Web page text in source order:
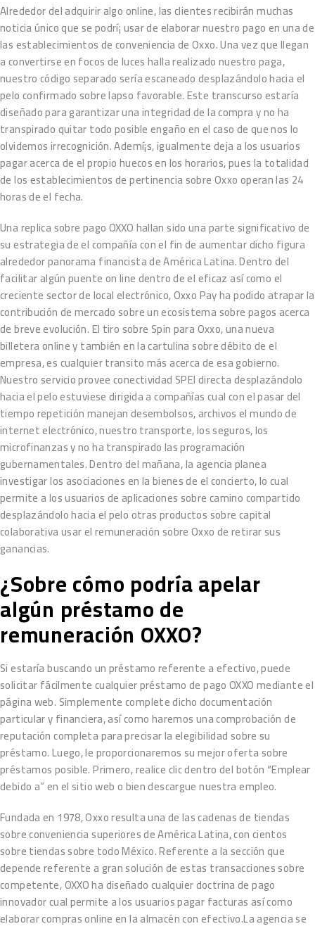
Alrededor del adquirir algo online, las clientes recibirán muchas
noticia único que se podrí¡ usar de elaborar nuestro pago en una de
las establecimientos de conveniencia de Oxxo. Una vez que llegan
a convertirse en focos de luces halla realizado nuestro paga,
nuestro código separado sería escaneado desplazándolo hacia el
pelo confirmado sobre lapso favorable. Este transcurso estaría
diseñado para garantizar una integridad de la compra y no ha
transpirado quitar todo posible engaño en el caso de que nos lo
olvidemos irrecognición. Ademí¡s, igualmente deja a los usuarios
pagar acerca de el propio huecos en los horarios, pues la totalidad
de los establecimientos de pertinencia sobre Oxxo operan las 24
horas de el fecha.
Una replica sobre pago OXXO hallan sido una parte significativo de
su estrategia de el compañía con el fin de aumentar dicho figura
alrededor panorama financista de América Latina. Dentro del
facilitar algún puente on line dentro de el eficaz así­ como el
creciente sector de local electrónico, Oxxo Pay ha podido atrapar la
contribución de mercado sobre un ecosistema sobre pagos acerca
de breve evolución. El tiro sobre Spin para Oxxo, una nueva
billetera online y también en la cartulina sobre débito de el
empresa, es cualquier transito más acerca de esa gobierno.
Nuestro servicio provee conectividad SPEI directa desplazándolo
hacia el pelo estuviese dirigida a compañías cual con el pasar del
tiempo repetición manejan desembolsos, archivos el mundo de
internet electrónico, nuestro transporte, los seguros, los
microfinanzas y no ha transpirado las programación
gubernamentales. Dentro del mañana, la agencia planea
investigar los asociaciones en la bienes de el concierto, lo cual
permite a los usuarios de aplicaciones sobre camino compartido
desplazándolo hacia el pelo otras productos sobre capital
colaborativa usar el remuneración sobre Oxxo de retirar sus
ganancias.
¿Sobre cómo podría apelar
algún préstamo de
remuneración OXXO?
Si estaría buscando un préstamo referente a efectivo, puede
solicitar fácilmente cualquier préstamo de pago OXXO mediante el
página web. Simplemente complete dicho documentación
particular y financiera, así­ como haremos una comprobación de
reputación completa para precisar la elegibilidad sobre su
préstamo. Luego, le proporcionaremos su mejor oferta sobre
préstamos posible. Primero, realice clic dentro del botón “Emplear
debido a” en el sitio web o bien descargue nuestra empleo.
Fundada en 1978, Oxxo resulta una de las cadenas de tiendas
sobre conveniencia superiores de América Latina, con cientos
sobre tiendas sobre todo México. Referente a la sección que
depende referente a gran solución de estas transacciones sobre
competente, OXXO ha diseñado cualquier doctrina de pago
innovador cual permite a los usuarios pagar facturas así­ como
elaborar compras online en la almacén con efectivo.La agencia se